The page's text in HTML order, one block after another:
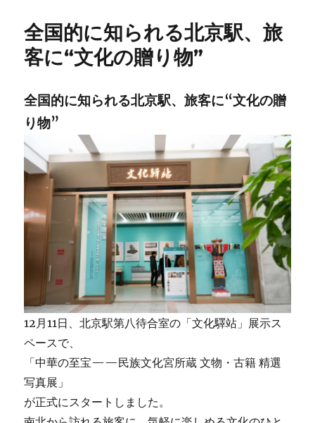
速
道、
業
距
離
キ
ロ
を
突
破
全国的に知られる北京駅、旅
客に“文化の贈り物”
全国的に知られる北京駅、旅客に“文化の贈
り物”
12月11日、北京駅第八待合室の「文化驛站」展示ス
ペースで、
「中華の至宝——民族文化宮所蔵 文物・古籍 精選
写真展」
が正式にスタートしました。